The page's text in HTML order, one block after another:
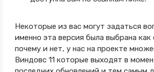
Некоторые из вас могут задаться
именно эта версия была выбрана как
почему и нет, у нас на проекте
Виндовс 11 которые выходят в